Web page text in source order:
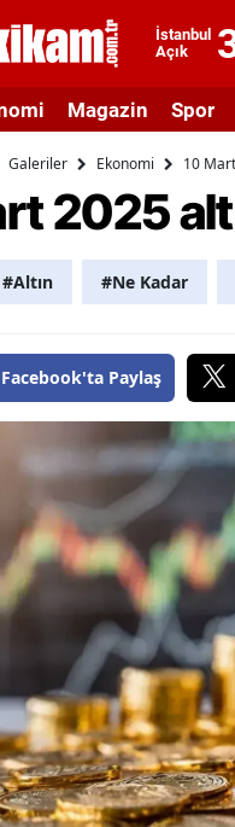
İstanbul
Açık
Ağrı
Antalya
Artvin
Aydın
Bilecik
Bingöl
Bitlis
Bolu
Bursa
Magazin Spor
Galeriler Ekonomi 10
2025
#Altın #Ne Kadar
Facebook'ta Paylaş